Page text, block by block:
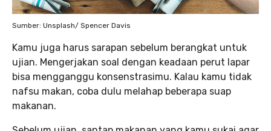
Sumber: Unsplash/ Spencer Davis
Kamu juga harus sarapan sebelum berangkat untuk
ujian. Mengerjakan soal dengan keadaan perut lapar
bisa mengganggu konsenstrasimu. Kalau kamu tidak
nafsu makan, coba dulu melahap beberapa suap
makanan.